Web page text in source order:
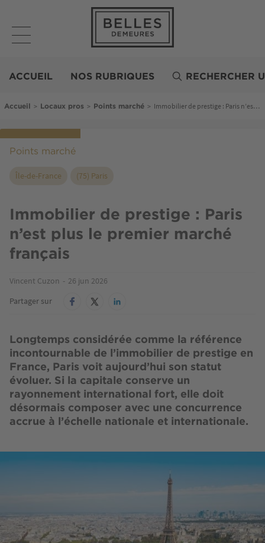
contenu
principal
Demeures
ACCUEIL NOS RUBRIQUES RECHERCHER
Fil d'Ariane
Accueil > Locaux pros > Points marché > Immobilier de prestige : Paris n’est plus le premier marché français
Points marché
Île-de-France (75) Paris
Immobilier de prestige : Paris
n’est plus le premier marché
français
Vincent Cuzon
26 jun 2026
Partager sur
Longtemps considérée comme la référence
incontournable de l’immobilier de prestige en
France, Paris voit aujourd’hui son statut
évoluer. Si la capitale conserve un
rayonnement international fort, elle doit
désormais composer avec une concurrence
accrue à l’échelle nationale et internationale.